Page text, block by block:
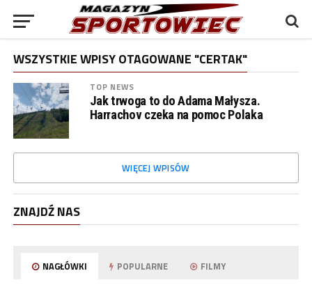
WSZYSTKIE WPISY OTAGOWANE "CERTAK"
TOP NEWS
Jak trwoga to do Adama Małysza.
Harrachov czeka na pomoc Polaka
WIĘCEJ WPISÓW
ZNAJDŹ NAS
NAGŁÓWKI POPULARNE FILMY